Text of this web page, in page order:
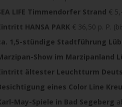
LIFE Timmendorfer Strand €
HANSA PARK € 36,50 p. P.
1,5-stündige Stadtführung
Show im Marzipanland
ältester Leuchtturm
eines Color Line
May-Spiele in Bad Segeberg